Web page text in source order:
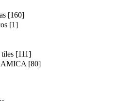
[160]
[1]
[111]
[80]